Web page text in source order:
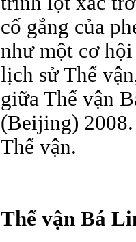
cố gắng của
như một cơ
lịch sử Thế
giữa Thế vận
(Beijing)
Thế vận.
Thế vận Bá